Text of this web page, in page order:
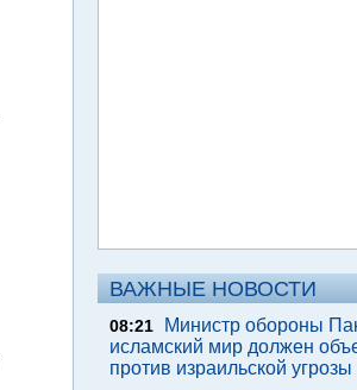
ВАЖНЫЕ НОВОСТИ
08:21
Министр обороны
исламский мир должен
против израильской угрозы